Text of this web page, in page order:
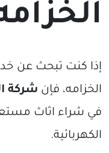
إذا كنت تبحث عن
الخزامه، فإن شركة
في شراء اثاث
الكهربائية.